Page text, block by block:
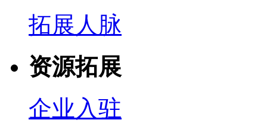
拓展人脉
资源拓展
企业入驻